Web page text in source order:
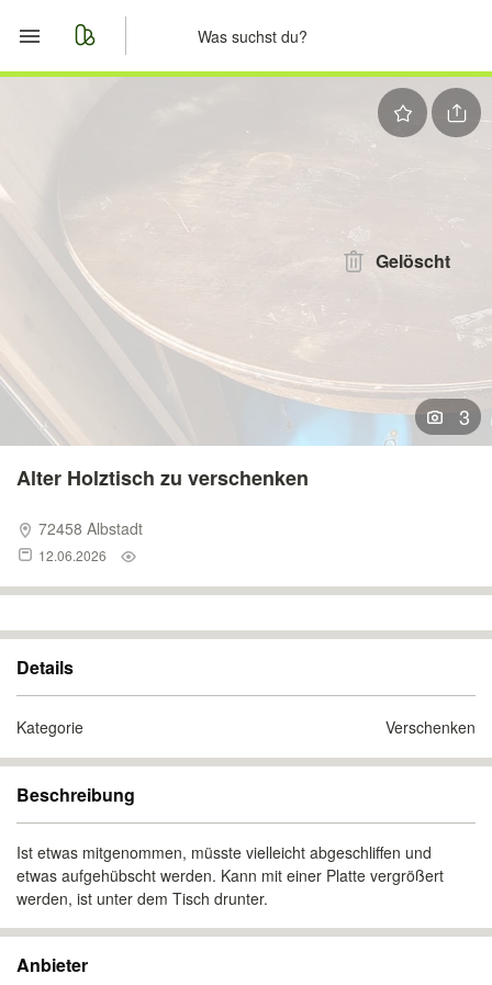
Anzeige aufgeben
Gelöscht
3
Alter Holztisch zu verschenken
72458 Albstadt
12.06.2026
Details
Kategorie Verschenken
Beschreibung
Ist etwas mitgenommen, müsste vielleicht abgeschliffen und
etwas aufgehübscht werden. Kann mit einer Platte vergrößert
werden, ist unter dem Tisch drunter.
Anbieter